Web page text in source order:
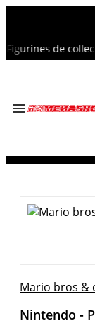
de
Accueil
Mario bros &
Nintendo -